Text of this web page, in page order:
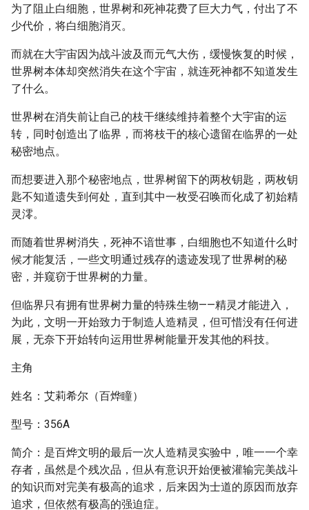
为了阻止白细胞，世界树和死神花费了巨大力气，付出了不
少代价，将白细胞消灭。
而就在大宇宙因为战斗波及而元气大伤，缓慢恢复的时候，
世界树本体却突然消失在这个宇宙，就连死神都不知道发生
了什么。
世界树在消失前让自己的枝干继续维持着整个大宇宙的运
转，同时创造出了临界，而将枝干的核心遗留在临界的一处
秘密地点。
而想要进入那个秘密地点，世界树留下的两枚钥匙，两枚钥
匙不知道遗失到何处，直到其中一枚受召唤而化成了初始精
灵澪。
而随着世界树消失，死神不谙世事，白细胞也不知道什么时
候才能复活，一些文明通过残存的遗迹发现了世界树的秘
密，并窥窃于世界树的力量。
但临界只有拥有世界树力量的特殊生物——精灵才能进入，
为此，文明一开始致力于制造人造精灵，但可惜没有任何进
展，无奈下开始转向运用世界树能量开发其他的科技。
主角
姓名：艾莉希尔（百烨瞳）
型号：356A
简介：是百烨文明的最后一次人造精灵实验中，唯一一个幸
存者，虽然是个残次品，但从有意识开始便被灌输完美战斗
的知识而对完美有极高的追求，后来因为士道的原因而放弃
追求，但依然有极高的强迫症。